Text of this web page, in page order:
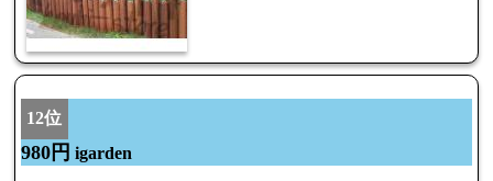
12位
980円 igarden